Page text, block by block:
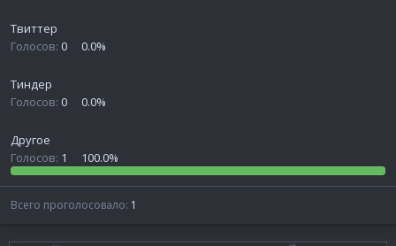
Твиттер
Голосов: 0 0.0%
Тиндер
Голосов: 0 0.0%
Другое
Голосов: 1 100.0%
Всего проголосовало 1